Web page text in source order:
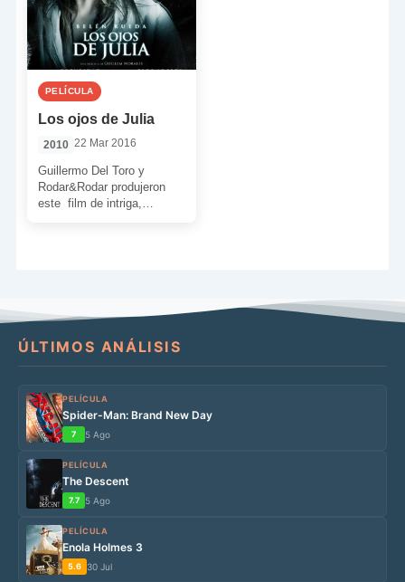
PELÍCULA
Los ojos de Julia
2010 22 Mar 2016
Guillermo Del Toro y
Rodar&Rodar produjeron
este film de intriga,
ÚLTIMOS ANÁLISIS
PELÍCULA
Spider-Man: Brand New Day
7 5 Ago
PELÍCULA
The Descent
7.7 5 Ago
PELÍCULA
Enola Holmes 3
5.6 30 Jul